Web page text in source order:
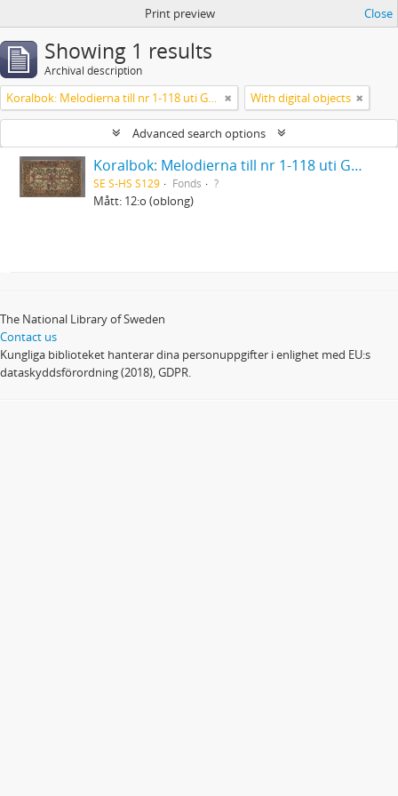
Print preview Close
Showing 1 results
Archival description
Koralbok: Melodierna till nr 1-118 uti Gamla Psalmboken, enstämmigt satta With digital objects
Advanced search options
Koralbok: Melodierna till nr 1-118 uti Gamla Psalmboken, enstämmigt satta
SE S-HS S129 Fonds ?
Mått: 12:o (oblong)
The National Library of Sweden
Contact us
Kungliga biblioteket hanterar dina personuppgifter i enlighet med EU:s
dataskyddsförordning (2018), GDPR.